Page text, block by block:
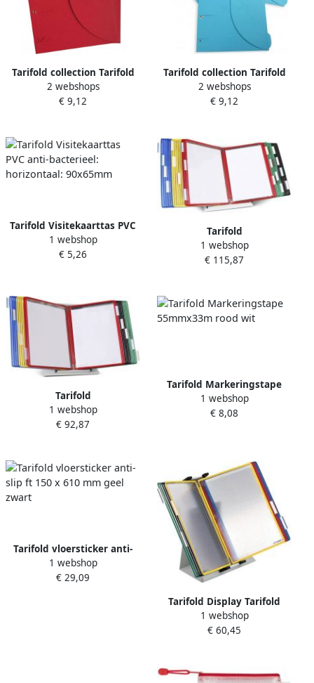
Tarifold collection Tarifold
smartfolder geperforeerde
showtas ft A4 pak van 6
2 webshops
€ 9,12
Tarifold collection Tarifold
smartfolder geperforeerde
showtas ft A4 pak van 6
2 webshops
€ 9,12
Tarifold Visitekaarttas PVC
anti-bacterieel: horizontaal:
90x65mm
1 webshop
€ 5,26
Tarifold
Zichtpanelensysteem
bureau metaal A4 met 30-
1 webshop
€ 115,87
Tarifold
Zichtpanelensysteem
bureau metaal A4 met 20-
1 webshop
€ 92,87
Tarifold Markeringstape
55mmx33m rood wit
1 webshop
€ 8,08
Tarifold vloersticker anti-
slip ft 150 x 610 mm geel
zwart
1 webshop
€ 29,09
Tarifold Display Tarifold
bureauset ft A4 10
insteektassen in
grijs
1 webshop
€ 60,45